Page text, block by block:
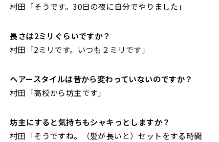
村田「そうです。30日の夜に自分でやりました」
――長さは2ミリぐらいですか？
村田「2ミリです。いつも２ミリです」
――ヘアースタイルは昔から変わっていないのですか？
村田「高校から坊主です」
――坊主にすると気持ちもシャキっとしますか？
村田「そうですね。 （髪が長いと） セットをする時間